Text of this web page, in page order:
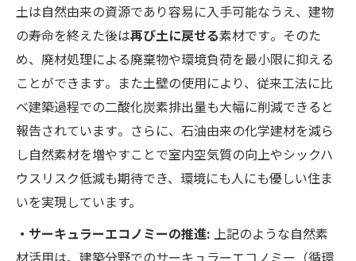
土は自然由来の資源であり容易に入手可能なうえ、建物
の寿命を終えた後は再び土に戻せる素材です​。そのた
め、廃材処理による廃棄物や環境負荷を最小限に抑える
ことができます​。また土壁の使用により、従来工法に比
べ建築過程での二酸化炭素排出量も大幅に削減できると
報告されています​。さらに、石油由来の化学建材を減ら
し自然素材を増やすことで室内空気質の向上やシックハ
ウスリスク低減も期待でき、環境にも人にも優しい住ま
いを実現しています。
・サーキュラーエコノミーの推進: 上記のような自然素
材活用は、建築分野でのサーキュラーエコノミー（循環